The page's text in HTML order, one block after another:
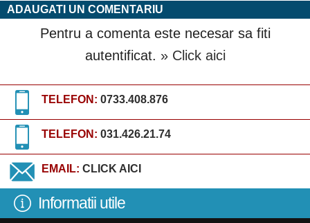
ADAUGATI UN COMENTARIU
Pentru a comenta este necesar sa fiti
autentificat. » Click aici
TELEFON: 0733.408.876
TELEFON: 031.426.21.74
EMAIL: CLICK AICI
Informatii utile